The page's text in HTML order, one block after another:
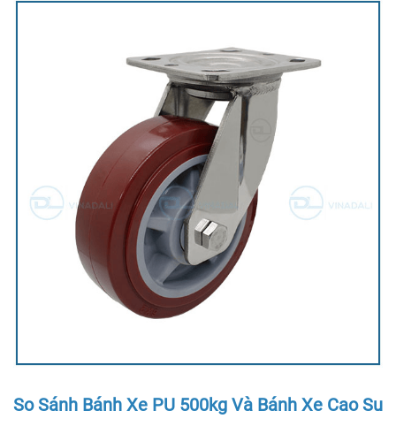
So Sánh Bánh Xe PU 500kg Và Bánh Xe Cao Su